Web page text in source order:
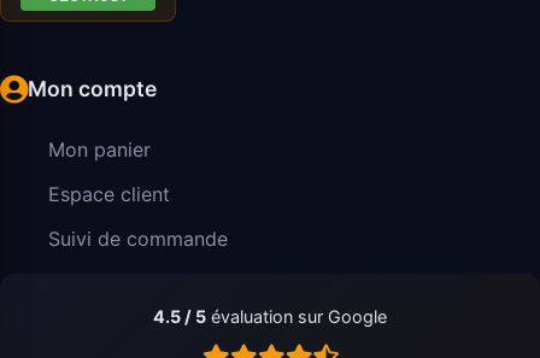
Mon compte
Mon panier
Espace client
Suivi de commande
4.5 / 5 évaluation sur Google